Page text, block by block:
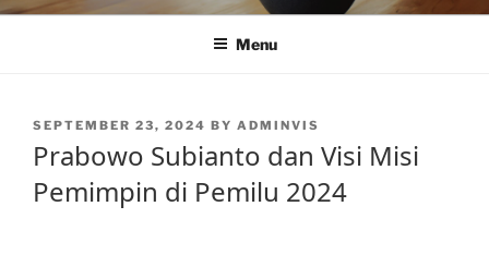
Menu
POSTED
SEPTEMBER 23, 2024 BY ADMINVIS
Prabowo Subianto dan Visi Misi
Pemimpin di Pemilu 2024